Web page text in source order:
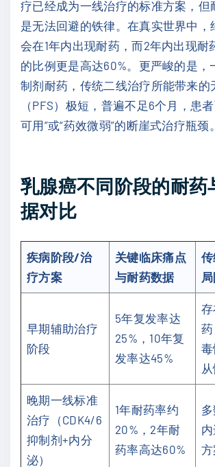
疗已经成为一线治疗的标准方案，但
是无法回避的铁律。在真实世界中，
会在1年内出现耐药，而2年内出现耐
的比例更是高达60%。更严峻的是，
制剂耐药，传统二线治疗所能带来的
（PFS）极短，普遍不足6个月，患
可用”或“药效微弱”的断崖式治疗瓶颈。
乳腺癌不同阶段的耐药
据对比
疾病阶段/治
疗方案
关键临床痛点
与耐药数据
早期辅助治疗
阶段
5年复发率达
25%，10年复
发率达45%
晚期一线标准
治疗（CDK4/6
抑制剂+内分
泌）
1年耐药率约
20%，2年耐
药率高达60%